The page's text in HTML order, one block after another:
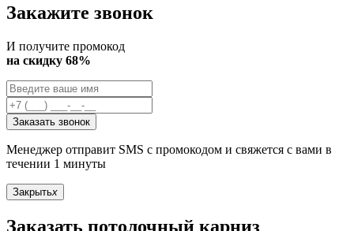
Закажите звонок
И получите промокод
на скидку 68%
Заказать звонок
Менеджер отправит SMS с промокодом и свяжется с вами в
течении 1 минуты
Закрытьx
Заказать потолочный карниз